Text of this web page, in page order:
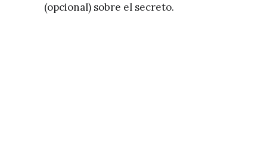
(opcional) sobre el secreto.